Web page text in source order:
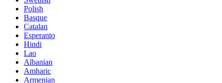
Polish
Basque
Catalan
Esperanto
Hindi
Lao
Albanian
Amharic
Armenian